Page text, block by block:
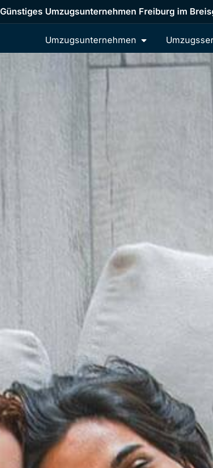
Günstiges Umzugsunternehmen Freiburg im
Umzugsunternehmen